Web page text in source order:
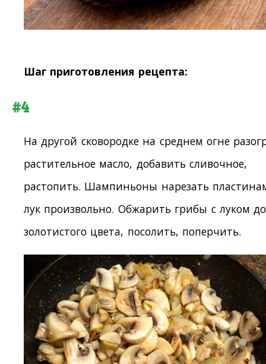
Шаг приготовления рецепта:
#4
На другой сковородке на среднем огне
растительное масло, добавить сливочное,
растопить. Шампиньоны нарезать
лук произвольно. Обжарить грибы с луком до
золотистого цвета, посолить, поперчить.